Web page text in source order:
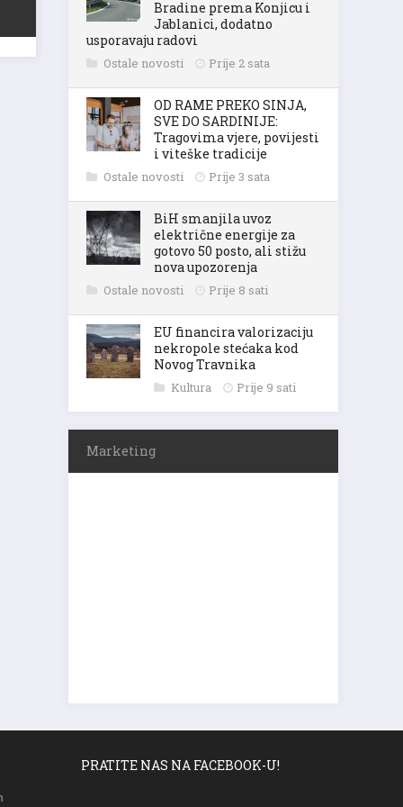
Bradine prema Konjicu i
Jablanici, dodatno
usporavaju radovi
Ostale novosti Prije 2 sata
OD RAME PREKO SINJA,
SVE DO SARDINIJE:
Tragovima vjere, povijesti
i viteške tradicije
Ostale novosti Prije 3 sata
BiH smanjila uvoz
električne energije za
gotovo 50 posto, ali stižu
nova upozorenja
Ostale novosti Prije 8 sati
EU financira valorizaciju
nekropole stećaka kod
Novog Travnika
Kultura Prije 9 sati
Marketing
PRATITE NAS NA FACEBOOK-U!